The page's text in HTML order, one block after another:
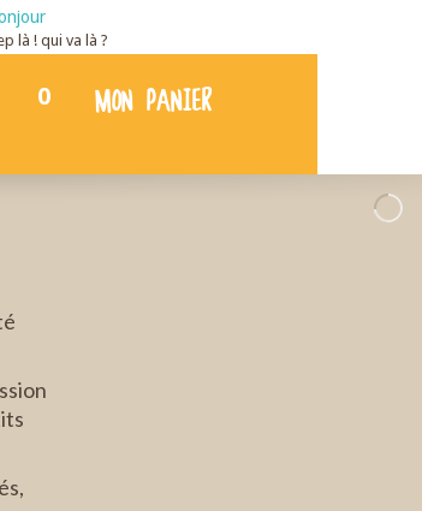
là ! qui va là ?
0 MON PANIER